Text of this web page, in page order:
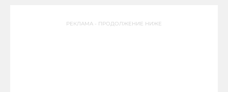
РЕКЛАМА - ПРОДОЛЖЕНИЕ НИЖЕ